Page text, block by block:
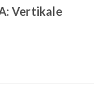
Vertikale